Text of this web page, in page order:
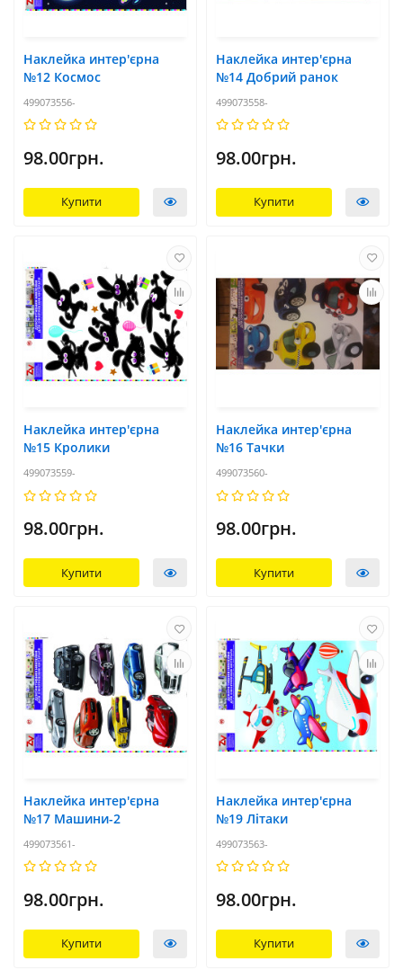
Наклейка интер'єрна
№12 Космос
499073556-
98.00грн.
Купити
Наклейка интер'єрна
№14 Добрий ранок
499073558-
98.00грн.
Купити
Наклейка интер'єрна
№15 Кролики
499073559-
98.00грн.
Купити
Наклейка интер'єрна
№16 Тачки
499073560-
98.00грн.
Купити
Наклейка интер'єрна
№17 Машини-2
499073561-
98.00грн.
Купити
Наклейка интер'єрна
№19 Літаки
499073563-
98.00грн.
Купити